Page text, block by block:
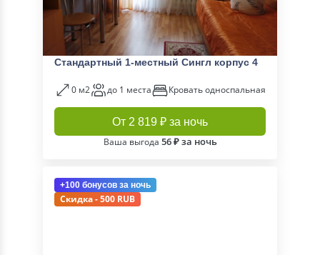
Стандартный 1-местный Сингл корпус 4
0 м2 до 1 места Кровать односпальная
От 2 819 ₽ за ночь
Ваша выгода 56 ₽ за ночь
+100 бонусов за ночь
Скидка - 500 RUB